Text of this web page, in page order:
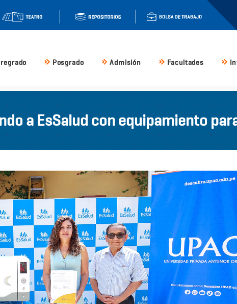
Posgrado Admisión Facultades
a EsSalud con equipamiento